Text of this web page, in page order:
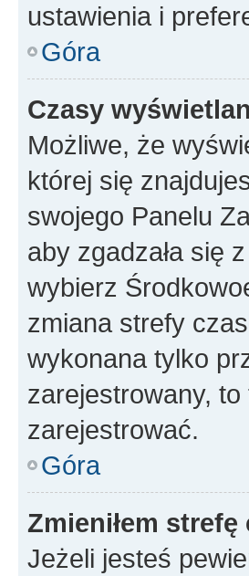
ustawienia i
Góra
Czasy
Możliwe, że
której się
swojego Panelu
aby zgadzała się
wybierz
zmiana strefy
wykonana tylko
zarejestrowany,
zarejestrować.
Góra
Zmieniłem
Jeżeli jesteś